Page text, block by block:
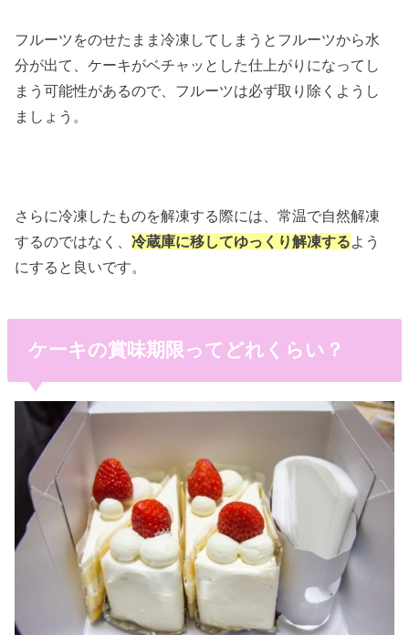
フルーツをのせたまま冷凍してしまうとフルーツから水
分が出て、ケーキがベチャッとした仕上がりになってし
まう可能性があるので、フルーツは必ず取り除くようし
ましょう。
さらに冷凍したものを解凍する際には、常温で自然解凍
するのではなく、冷蔵庫に移してゆっくり解凍する よう
にすると良いです。
ケーキの賞味期限ってどれくらい？